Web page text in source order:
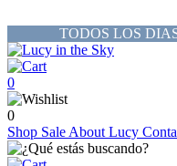
TODOS LOS
0
0
Shop Sale About Lucy